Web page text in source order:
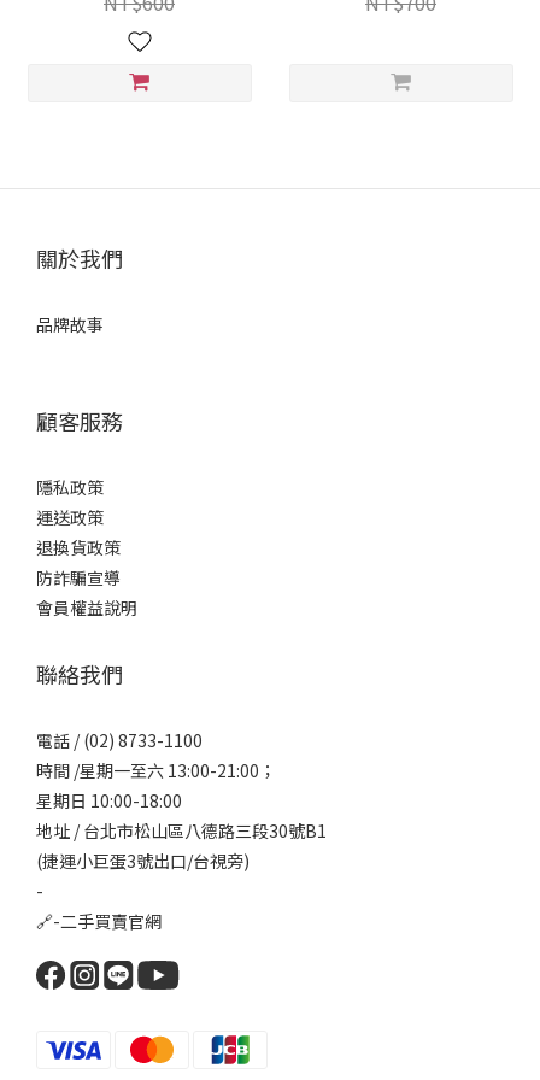
關於我們
品牌故事
顧客服務
隱私政策
運送政策
退換貨政策
防詐騙宣導
會員權益說明
聯絡我們
電話 / (02) 8733-1100
時間 /星期一至六 13:00-21:00；
星期日 10:00-18:00
地址 / 台北市松山區八德路三段30號B1
(捷運小巨蛋3號出口/台視旁)
-
🔗-二手買賣官網